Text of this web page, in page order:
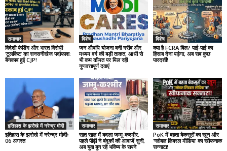
समाचार
विदेशी फंडिंग और भारत विरोधी
‘टूलकिट’ का सनसनीखेज पर्दाफाश:
बेनकाब हुई CJP!
विशेष
जन औषधि योजना बनी गरीब और
मध्यम वर्ग की बड़ी ताकत, आधी से
भी कम कीमत पर मिल रही
गुणवत्तापूर्ण दवाएं
विशेष
क्या है FCRA बिल? पाई-पाई का
हिसाब देना पड़ेगा, अब सब कुछ
पारदर्शी!
इतिहास के झरोखे में नरेन्द्र मोदी
इतिहास के झरोखे में नरेन्द्र मोदीः
06 अगस्त
समाचार
सात साल में बदला जम्मू-कश्मीर:
पहले पीढ़ी ने बंदूकों की आवाजें सुनी,
अब युवा बुन रहे भविष्य के सपने
समाचार
PoK में बहता बेकसूरों का खून और
‘ग्लोबल लिबरल मीडिया’ का खौफनाक
सन्नाटा!